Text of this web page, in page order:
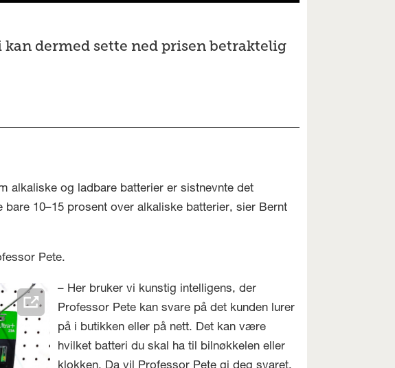
dermed sette ned prisen betraktelig
alkaliske og ladbare batterier er sistnevnte det
10–15 prosent over alkaliske batterier, sier Bernt
Pete.
– Her bruker vi kunstig intelligens, der
Professor Pete kan svare på det kunden lurer
på i butikken eller på nett. Det kan være
hvilket batteri du skal ha til bilnøkkelen eller